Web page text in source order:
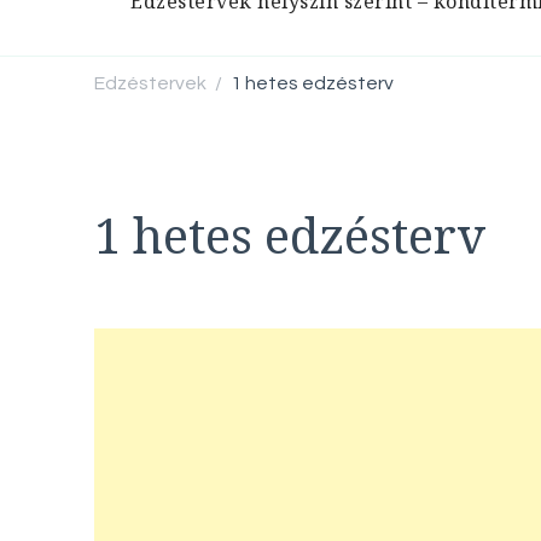
Edzéstervek / 1 hetes edzésterv
1 hetes edzésterv